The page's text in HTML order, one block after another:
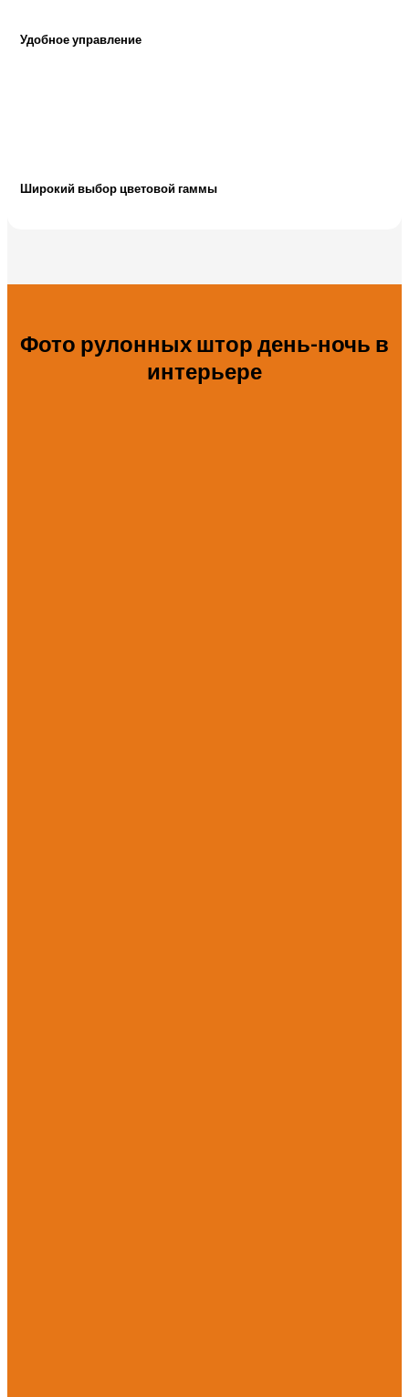
Удобное управление
Широкий выбор цветовой гаммы
Фото рулонных штор день-ночь в
интерьере